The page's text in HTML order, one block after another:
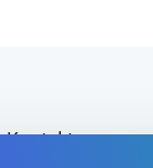
Kontakt